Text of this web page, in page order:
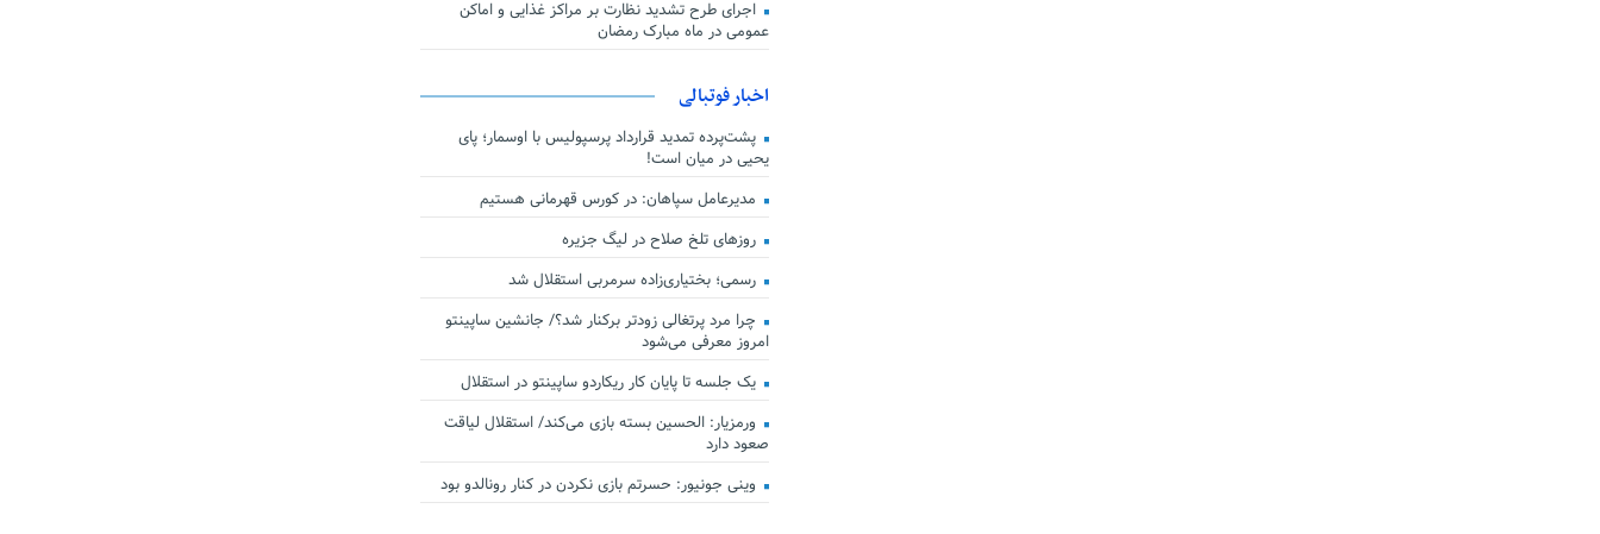
اجرای طرح تشدید نظارت بر مراکز غذایی و اماکن
عمومی در ماه مبارک رمضان
اخبار فوتبالی
پشت‌پرده تمدید قرارداد پرسپولیس با اوسمار؛ پای
یحیی در میان است!
مدیرعامل سپاهان: در کورس قهرمانی هستیم
روزهای تلخ صلاح در لیگ جزیره
رسمی؛ بختیاری‌زاده سرمربی استقلال شد
چرا مرد پرتغالی زودتر برکنار شد؟/ جانشین ساپینتو
امروز معرفی می‌شود
یک جلسه تا پایان کار ریکاردو ساپینتو در استقلال
ورمزیار: الحسین بسته بازی می‌کند/ استقلال لیاقت
صعود دارد
وینی جونیور: حسرتم بازی نکردن در کنار رونالدو بود